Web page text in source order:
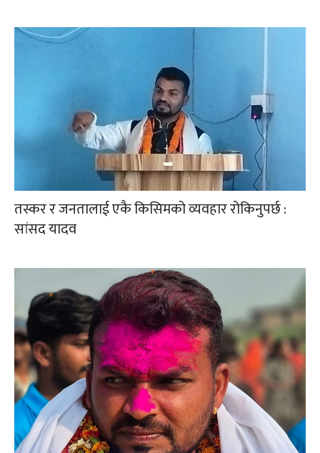
तस्कर र जनतालाई एकै किसिमको व्यवहार रोकिनुपर्छ :
सांसद यादव